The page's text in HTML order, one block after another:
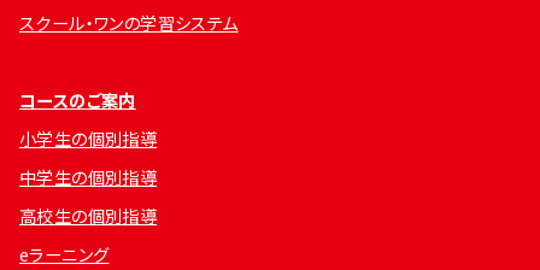
スクール・ワンの学習システム
コースのご案内
小学生の個別指導
中学生の個別指導
高校生の個別指導
eラーニング